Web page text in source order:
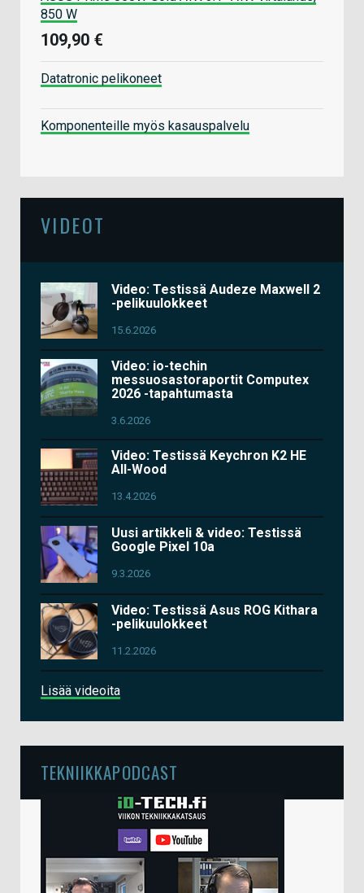
850 W
109,90 €
Datatronic pelikoneet
Komponenteille myös kasauspalvelu
VIDEOT
Video: Testissä Audeze Maxwell 2
-pelikuulokkeet
15.6.2026
Video: io-techin
messuosastoraportit Computex
2026 -tapahtumasta
3.6.2026
Video: Testissä Keychron K2 HE
All-Wood
13.4.2026
Uusi artikkeli & video: Testissä
Google Pixel 10a
9.3.2026
Video: Testissä Asus ROG Kithara
-pelikuulokkeet
11.2.2026
Lisää videoita
TEKNIIKKAPODCAST